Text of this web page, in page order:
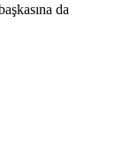
da